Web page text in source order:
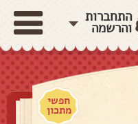
התחברות
והרשמה
חפשי
מתכון